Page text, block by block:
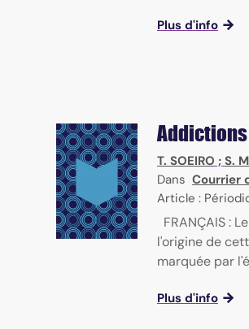
Plus d'info
T. SOEIRO ; S.
Dans Courrier
Article :
FRANÇAIS :
l'origine de
marquée par
Plus d'info